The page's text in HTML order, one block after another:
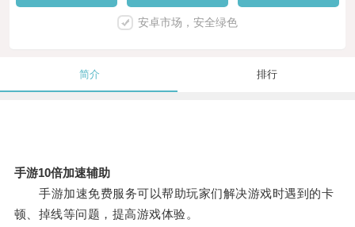
安卓市场，安全绿色
简介 排行
手游10倍加速辅助
手游加速免费服务可以帮助玩家们解决游戏时遇到的卡
顿、掉线等问题，提高游戏体验。